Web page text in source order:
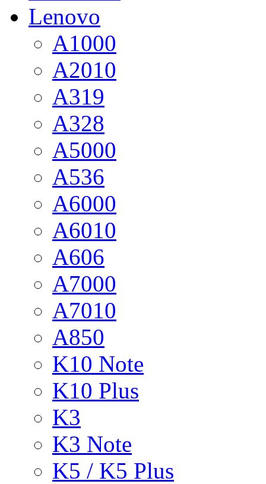
Lenovo
A1000
A2010
A319
A328
A5000
A536
A6000
A6010
A606
A7000
A7010
A850
K10 Note
K10 Plus
K3
K3 Note
K5 / K5 Plus